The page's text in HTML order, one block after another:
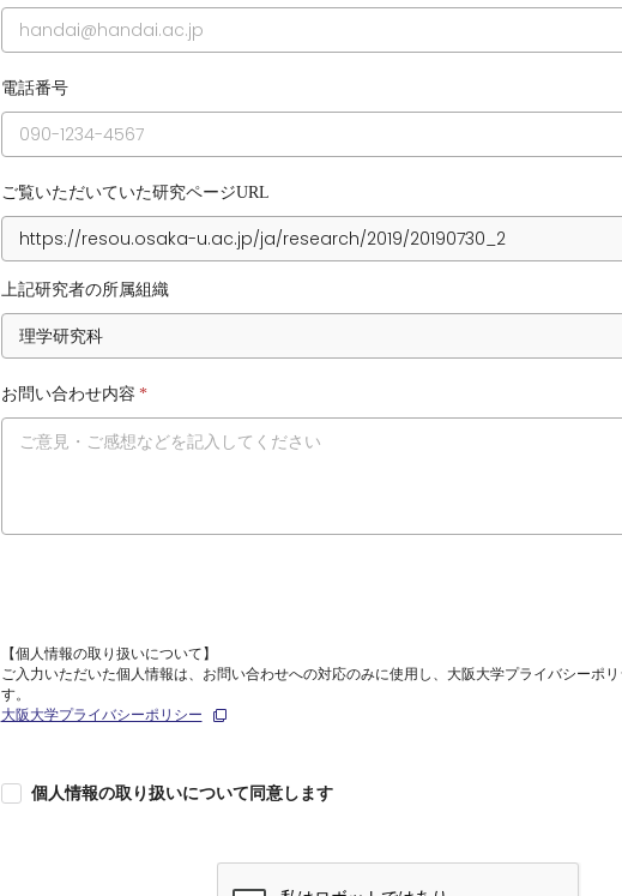
電話番号
ご覧いただいていた研究ページURL
上記研究者の所属組織
お問い合わせ内容 *
【個人情報の取り扱いについて】
ご入力いただいた個人情報は、お問い合わせへの対応のみに使用し、大阪大学プライバシーポ
す。
大阪大学プライバシーポリシー
個人情報の取り扱いについて同意します